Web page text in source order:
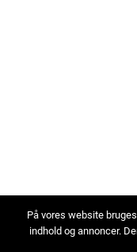
På vores website
indhold og annoncer.